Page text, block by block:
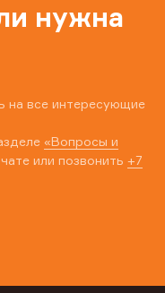
нужна
на все интересующие
«Вопросы и
или позвонить +7